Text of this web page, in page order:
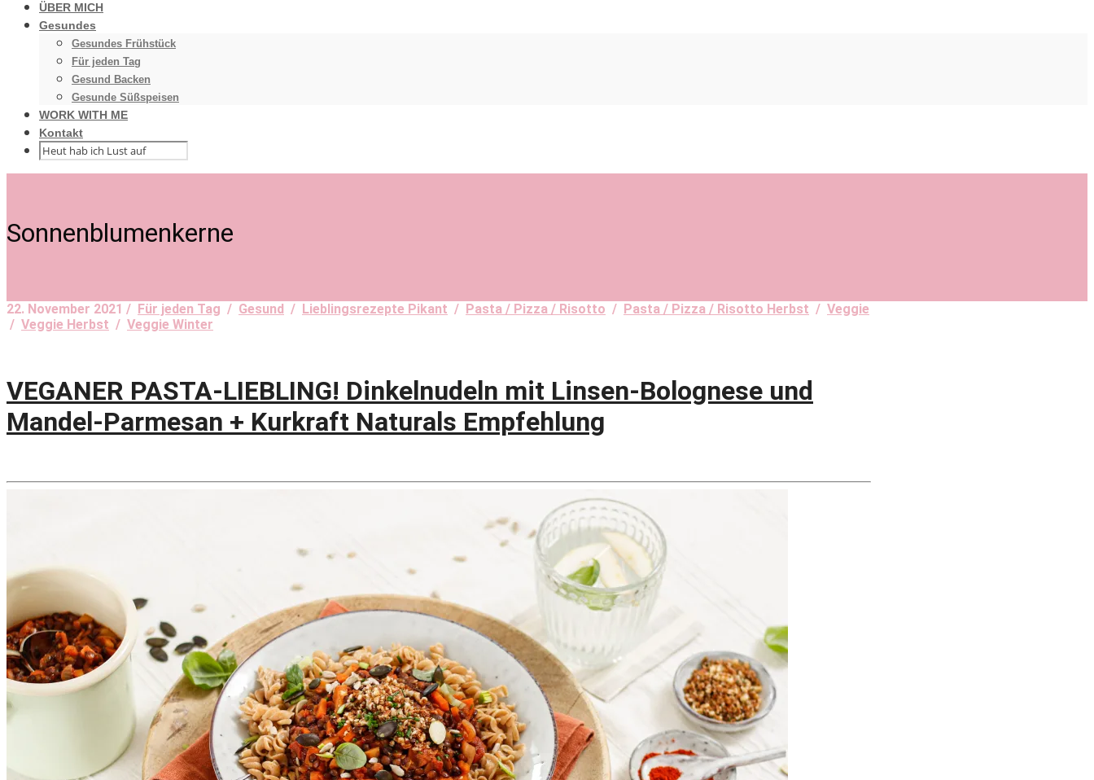
ÜBER MICH
Gesundes
Gesundes Frühstück
Für jeden Tag
Gesund Backen
Gesunde Süßspeisen
WORK WITH ME
Kontakt
Sonnenblumenkerne
22. November 2021 / Für jeden Tag / Gesund / Lieblingsrezepte Pikant / Pasta / Pizza / Risotto / Pasta / Pizza / Risotto Herbst / Veggie
/ Veggie Herbst / Veggie Winter
VEGANER PASTA-LIEBLING! Dinkelnudeln mit Linsen-Bolognese und
Mandel-Parmesan + Kurkraft Naturals Empfehlung